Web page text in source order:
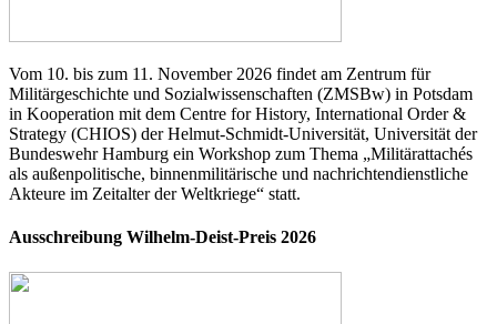
Vom 10. bis zum 11. November 2026 findet am Zentrum für
Militärgeschichte und Sozialwissenschaften (ZMSBw) in Potsdam
in Kooperation mit dem Centre for History, International Order &
Strategy (CHIOS) der Helmut-Schmidt-Universität, Universität der
Bundeswehr Hamburg ein Workshop zum Thema „Militärattachés
als außenpolitische, binnenmilitärische und nachrichtendienstliche
Akteure im Zeitalter der Weltkriege“ statt.
Ausschreibung Wilhelm-Deist-Preis 2026